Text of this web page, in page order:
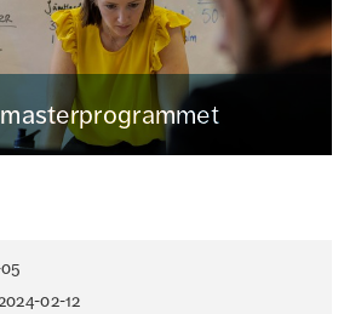
02-12